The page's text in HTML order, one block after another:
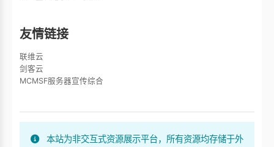
友情链接
联维云
剑客云
MCMSF服务器宣传综合
本站为非交互式资源展示平台，所有资源均存储于外